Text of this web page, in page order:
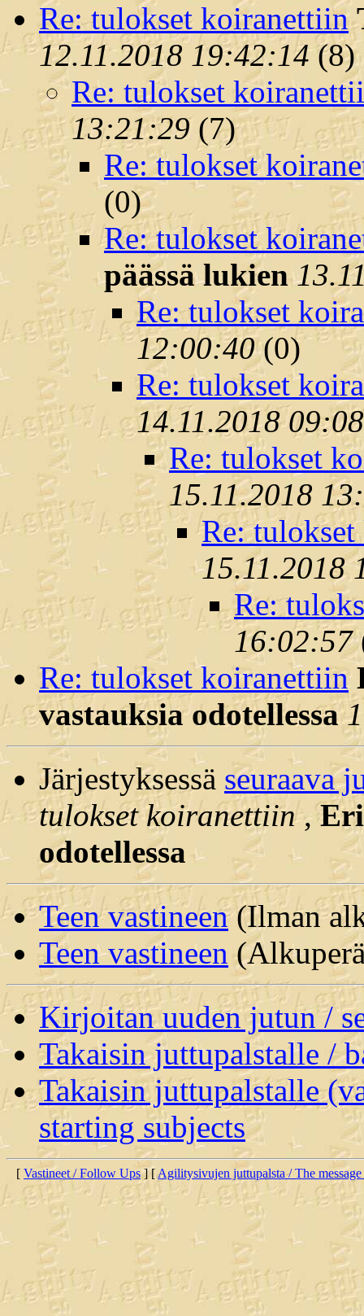
Re: tulokset koiranettiin
12.11.2018 19:42:14 (8)
Re: tulokset
13:21:29(7)
Re: tulokset
(0)
Re: tulokset
päässä lukien
Re: tulokset
12:00:40(0)
Re: tulokset
14.11.2018
Re: tulokset
15.11.2018
Re:
15.11.2018
Re:
16:02:57
Re: tulokset koiranettiin
vastauksia odotellessa
Järjestyksessä seuraava
tulokset koiranettiin,
odotellessa
Teen vastineen(Ilman
Teen vastineen
Kirjoitan uuden jutun /
Takaisin juttupalstalle /
Takaisin juttupalstalle
starting subjects
[ Vastineet / Follow Ups] [Agilitysivujen juttupalsta / The